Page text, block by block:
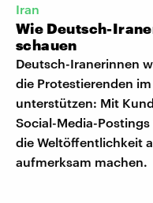
Iran
Wie Deutsch-
schauen
Deutsch-Iranerinnen
die Protestierenden
unterstützen: Mit
Social-Media-
die Weltöffentlichkeit
aufmerksam machen.